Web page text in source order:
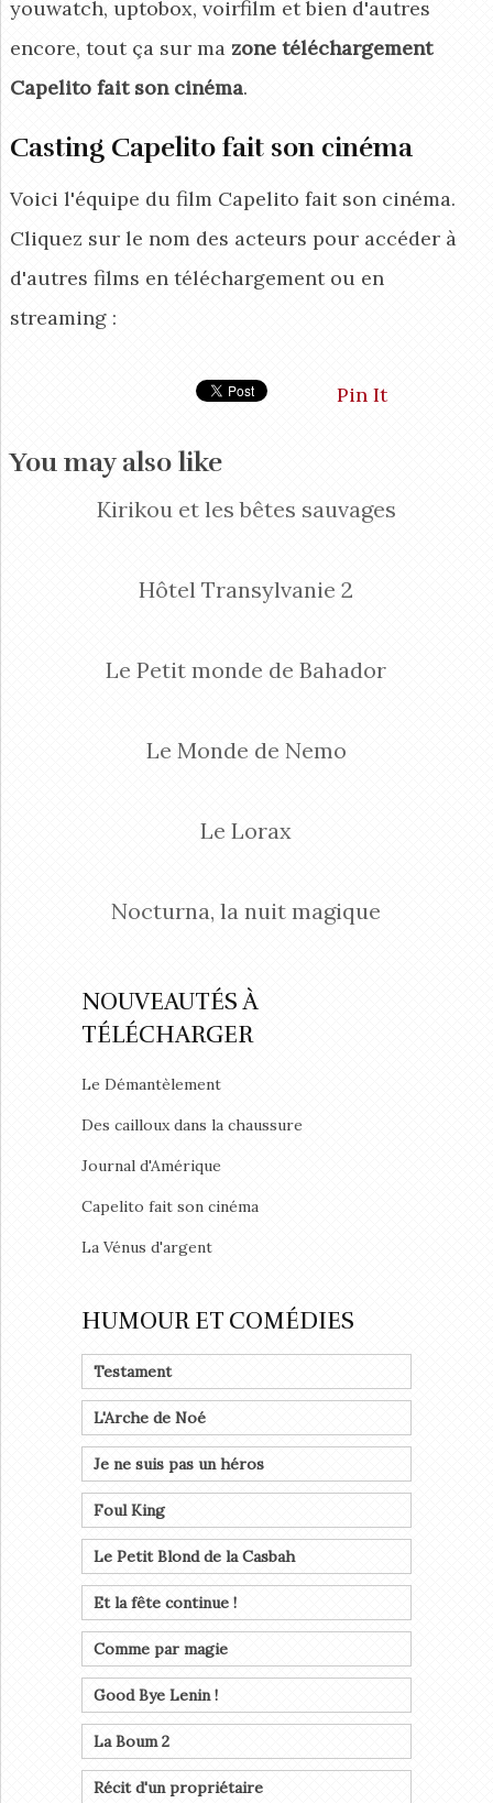
youwatch, uptobox, voirfilm et bien d'autres
encore, tout ça sur ma zone téléchargement
Capelito fait son cinéma.
Casting Capelito fait son cinéma
Voici l'équipe du film Capelito fait son cinéma.
Cliquez sur le nom des acteurs pour accéder à
d'autres films en téléchargement ou en
streaming :
Pin It
You may also like
Kirikou et les bêtes sauvages
Hôtel Transylvanie 2
Le Petit monde de Bahador
Le Monde de Nemo
Le Lorax
Nocturna, la nuit magique
NOUVEAUTÉS À
TÉLÉCHARGER
Le Démantèlement
Des cailloux dans la chaussure
Journal d'Amérique
Capelito fait son cinéma
La Vénus d'argent
HUMOUR ET COMÉDIES
Testament
L'Arche de Noé
Je ne suis pas un héros
Foul King
Le Petit Blond de la Casbah
Et la fête continue !
Comme par magie
Good Bye Lenin !
La Boum 2
Récit d'un propriétaire